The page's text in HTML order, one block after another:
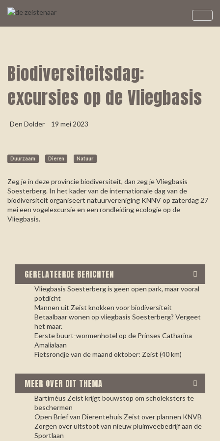
Biodiversiteitsdag:
excursies op de Vliegbasis
Den Dolder 19 mei 2023
Duurzaam Dieren Natuur
Zeg je in deze provincie biodiversiteit, dan zeg je Vliegbasis
Soesterberg. In het kader van de internationale dag van de
biodiversiteit organiseert natuurvereniging KNNV op zaterdag 27
mei een vogelexcursie en een rondleiding ecologie op de
Vliegbasis.
GERELATEERDE BERICHTEN
Vliegbasis Soesterberg is geen open park, maar vooral
potdicht
Mannen uit Zeist knokken voor biodiversiteit
Betaalbaar wonen op vliegbasis Soesterberg? Vergeet
het maar.
Eerste buurt-wormenhotel op de Prinses Catharina
Amalialaan
Fietsrondje van de maand oktober: Zeist (40 km)
MEER OVER DIT THEMA
Bartiméus Zeist krijgt bouwstop om scholeksters te
beschermen
Open Brief van Dierentehuis Zeist over plannen KNVB
Zorgen over uitstoot van nieuw pluimveebedrijf aan de
Sportlaan